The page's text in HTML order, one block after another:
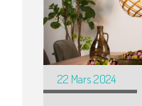
22 Mars 2024